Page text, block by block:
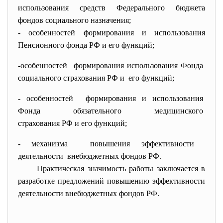
использования средств Федерального бюджета
фондов социального назначения;
- особенностей формирования и использования
Пенсионного фонда РФ и его функций;
-особенностей формирования использования Фонда
социального страхования РФ и его функций;
- особенностей формирования и использования
Фонда обязательного медицинского
страхования РФ и его функций;
- механизма повышения эффективности
деятельности внебюджетных фондов РФ.
Практическая значимость работы заключается в
разработке предложений повышению эффективности
деятельности внебюджетных фондов РФ.